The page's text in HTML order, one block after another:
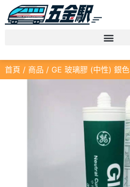
首頁 / 商品 / GE 玻璃膠 (中性) 銀色